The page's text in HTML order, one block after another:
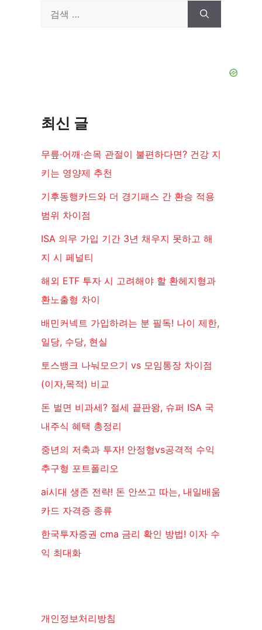
최신 글
무릎·어깨·손목 관절이 불편하다면? 건강 지
키는 영양제 추천
기후동행카드와 더 경기패스 간 환승 적용
범위 차이점
ISA 의무 가입 기간 3년 채우지 못하고 해
지 시 페널티
해외 ETF 투자 시 고려해야 할 환헤지형과
환노출형 차이
배민커넥트 가입하려는 분 필독! 나이 제한,
일당, 수당, 현실
토스뱅크 나눠모으기 vs 모임통장 차이점
(이자,목적) 비교
돈 벌면 비과세? 절세 끝판왕, 슈퍼 ISA 국
내주식 혜택 총정리
중년의 저축과 투자! 안정형vs공격적 수익
추구형 포트폴리오
ai시대 생존 전략! 돈 안쓰고 따는, 내일배움
카드 자격증 종류
한국투자증권 cma 금리 확인 방법! 이자 수
익 최대화
개인정보처리방침